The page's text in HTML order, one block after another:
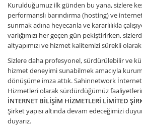
Kurulduğumuz ilk günden bu yana, sizlere
performanslı barındırma (hosting) ve
sunmak adına heyecanla ve kararlılıkla
varlığımızı her geçen gün pekiştirirken,
altyapımızı ve hizmet kalitemizi sürekli
Sizlere daha profesyonel, sürdürülebilir ve
hizmet deneyimi sunabilmek amacıyla
dönüşüme imza attık. Sahinnetwork
Hizmetleri olarak sürdürdüğümüz
İNTERNET BİLİŞİM HİZMETLERİ LİMİTED
Şirket yapısı altında devam edeceğimizi
duyarız.